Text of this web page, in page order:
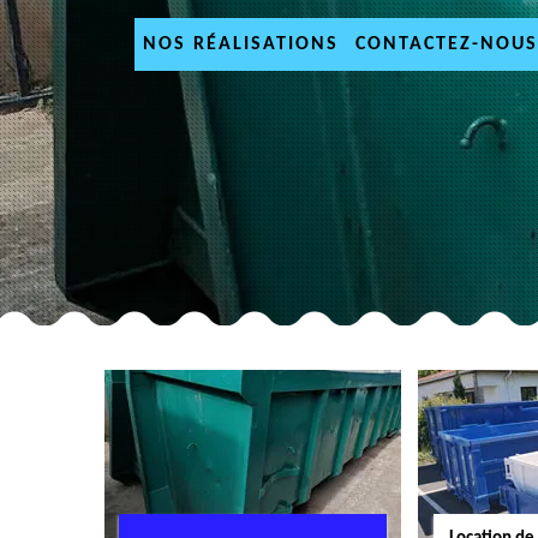
NOS RÉALISATIONS CONTACTEZ-